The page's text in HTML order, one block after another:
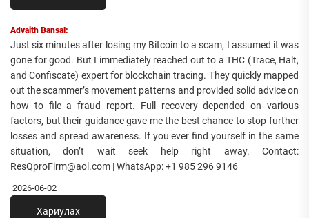
Advaith Bansal:
Just six minutes after losing my Bitcoin to a scam, I assumed it was
gone for good. But I immediately reached out to a THC (Trace, Halt,
and Confiscate) expert for blockchain tracing. They quickly mapped
out the scammer’s movement patterns and provided solid advice on
how to file a fraud report. Full recovery depended on various
factors, but their guidance gave me the best chance to stop further
losses and spread awareness. If you ever find yourself in the same
situation, don’t wait seek help right away. Contact:
ResQproFirm@aol.com | WhatsApp: +1 985 296 9146
2026-06-02
Хариулах